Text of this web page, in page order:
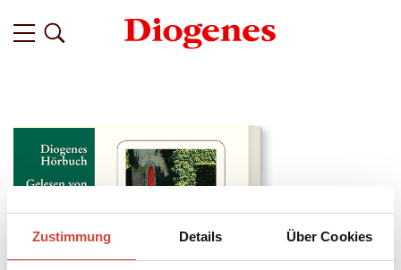
Zustimmung Details Über Cookies